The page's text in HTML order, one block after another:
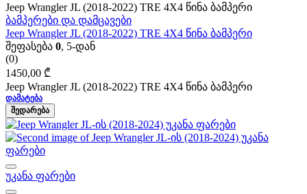
Jeep Wrangler JL (2018-2022) TRE 4X4 წინა ბამპერი
ბამპერები და დამცავები
Jeep Wrangler JL (2018-2022) TRE 4X4 წინა ბამპერი
შეფასება 0, 5-დან
(0)
1450,00 ₾
Jeep Wrangler JL (2018-2022) TRE 4X4 წინა ბამპერი
ᲓᲐᲛᲐᲢᲔᲑᲐ
ᲨᲔᲓᲐᲠᲔᲑᲐ
უკანა ფარები